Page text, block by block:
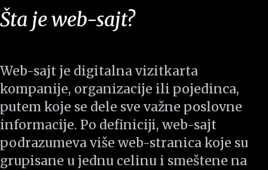
Šta je web-sajt?
Web-sajt je digitalna vizitkarta
kompanije, organizacije ili pojedinca,
putem koje se dele sve važne poslovne
informacije. Po definiciji, web-sajt
podrazumeva više web-stranica koje su
grupisane u jednu celinu i smeštene na